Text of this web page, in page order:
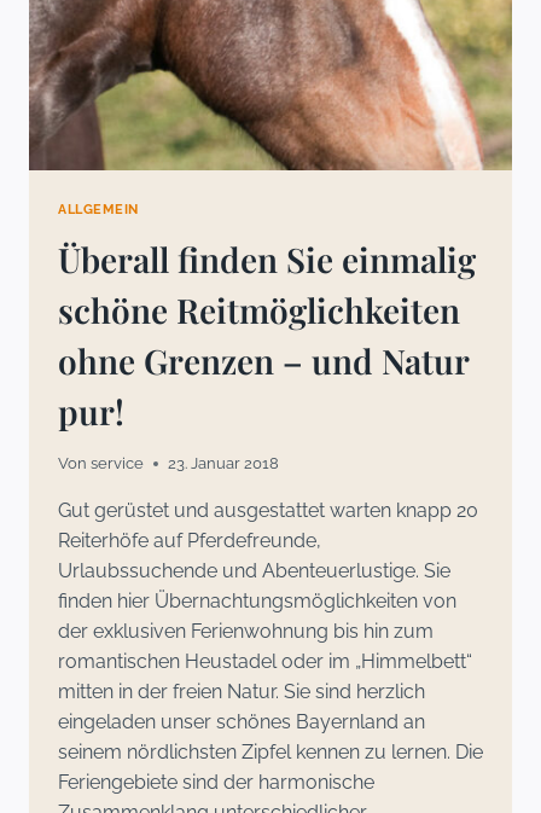
ALLGEMEIN
Überall finden Sie einmalig
schöne Reitmöglichkeiten
ohne Grenzen – und Natur
pur!
Von service 23. Januar 2018
Gut gerüstet und ausgestattet warten knapp 20
Reiterhöfe auf Pferdefreunde,
Urlaubssuchende und Abenteuerlustige. Sie
finden hier Übernachtungsmöglichkeiten von
der exklusiven Ferienwohnung bis hin zum
romantischen Heustadel oder im „Himmelbett“
mitten in der freien Natur. Sie sind herzlich
eingeladen unser schönes Bayernland an
seinem nördlichsten Zipfel kennen zu lernen. Die
Feriengebiete sind der harmonische